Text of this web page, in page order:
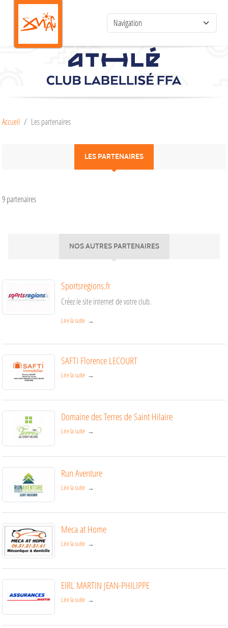
Accueil Les partenaires
LES PARTENAIRES
9 partenaires
NOS AUTRES PARTENAIRES
Sportsregions.fr
Créez le site internet de votre club.
Lire la suite
SAFTI Florence LECOURT
Lire la suite
Domaine des Terres de Saint Hilaire
Lire la suite
Run Aventure
Lire la suite
Meca at Home
Lire la suite
EIRL MARTIN JEAN-PHILIPPE
Lire la suite
Panneau de gestion des cookies